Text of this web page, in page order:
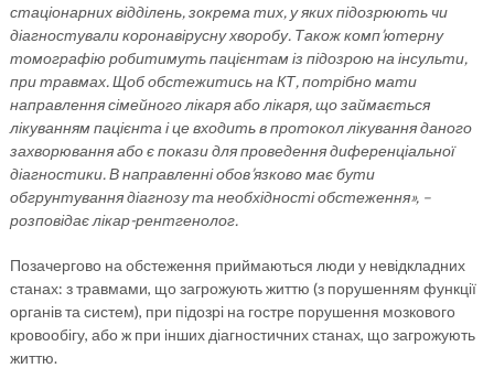
стаціонарних відділень, зокрема тих, у яких підозрюють чи
діагностували коронавірусну хворобу. Також комп’ютерну
томографію робитимуть пацієнтам із підозрою на інсульти,
при травмах. Щоб обстежитись на КТ, потрібно мати
направлення сімейного лікаря або лікаря, що займається
лікуванням пацієнта і це входить в протокол лікування даного
захворювання або є покази для проведення диференціальної
діагностики. В направленні обов’язково має бути
обгрунтування діагнозу та необхідності обстеження», –
розповідає лікар-рентгенолог.
Позачергово на обстеження приймаються люди у невідкладних
станах: з травмами, що загрожують життю (з порушенням функції
органів та систем), при підозрі на гостре порушення мозкового
кровообігу, або ж при інших діагностичних станах, що загрожують
життю.